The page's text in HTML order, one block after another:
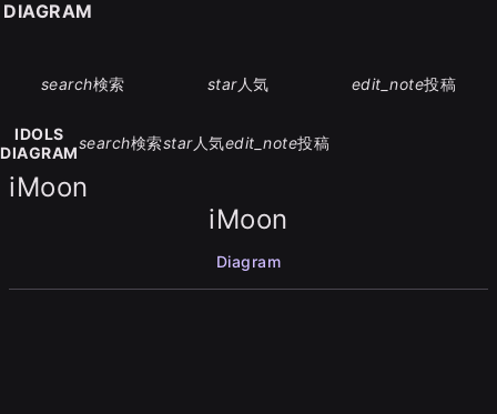
search検索 star人気 edit_note投稿
IDOLS
DIAGRAM
search検索star人気edit_note投稿
iMoon
iMoon
Diagram